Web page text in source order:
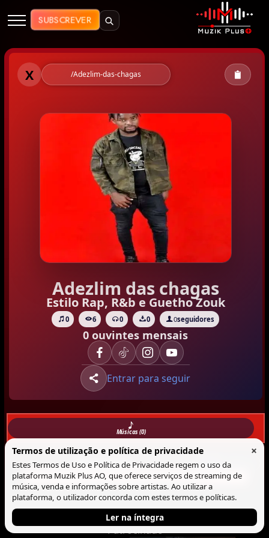
Muzik Plus AO - Streaming de
SUBSCREVER
Muzik Plus AO - Adezlim das
X /Adezlim-das-chagas
Adezlim das chagas
Estilo Rap, R&b e Guetho Zouk
0 6 0 0 0seguidores
0 ouvintes mensais
Entrar para seguir
Músicas (0)
Musicas Lista
Blocos
Não há Musica neste perfil.
Patrocinado
Termos de utilização e política de privacidade ×
Estes Termos de Uso e Política de Privacidade regem o uso da
plataforma Muzik Plus AO, que oferece serviços de streaming de
música, venda e informações sobre artistas. Ao utilizar a
plataforma, o utilizador concorda com estes termos e políticas.
Ler na íntegra